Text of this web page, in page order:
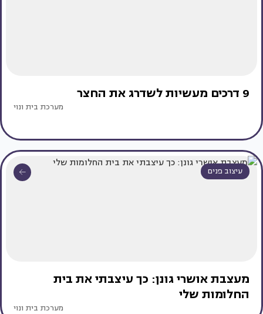
9 דרכים מעשיות לשדרג את החצר
מערכת בית ונוי
עיצוב פנים
מעצבת אושרי גונן: כך עיצבתי את בית
החלומות שלי
מערכת בית ונוי